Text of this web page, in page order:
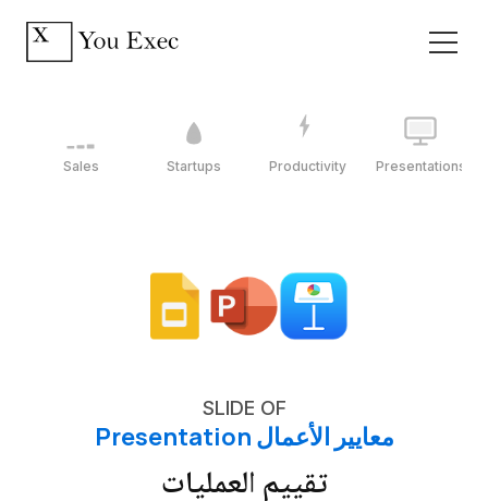
Sales Startups Productivity Presentations
SLIDE OF
معايير الأعمال Presentation
تقييم العمليات